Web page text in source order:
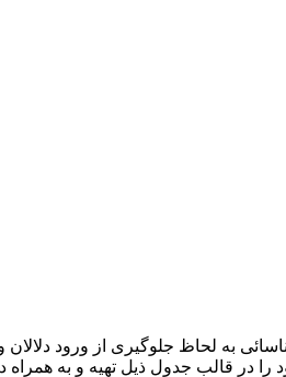
به لحاظ جلوگیری از ورود دلالان و
مورخ1401/03/23مشخصات کلیه پرسنل تحت پوشش خود را در